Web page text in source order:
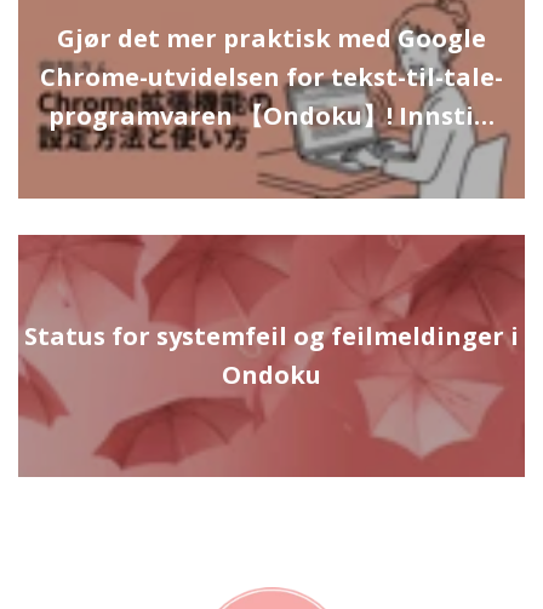
Gjør det mer praktisk med Google
Chrome-utvidelsen for tekst-til-tale-
programvaren 【Ondoku】! Innsti…
Status for systemfeil og feilmeldinger i
Ondoku